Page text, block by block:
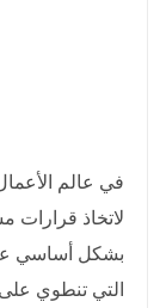
في عالم
لاتخاذ قرارات
التي تنطوي على